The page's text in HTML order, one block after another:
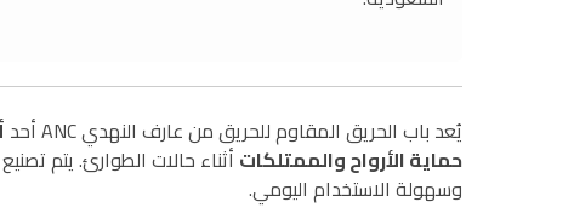
يُعد باب الحريق المقاوم للحريق من عارف النهدي ANC أحد
حماية الأرواح والممتلكات أثناء حالات الطوارئ. يتم
وسهولة الاستخدام اليومي.